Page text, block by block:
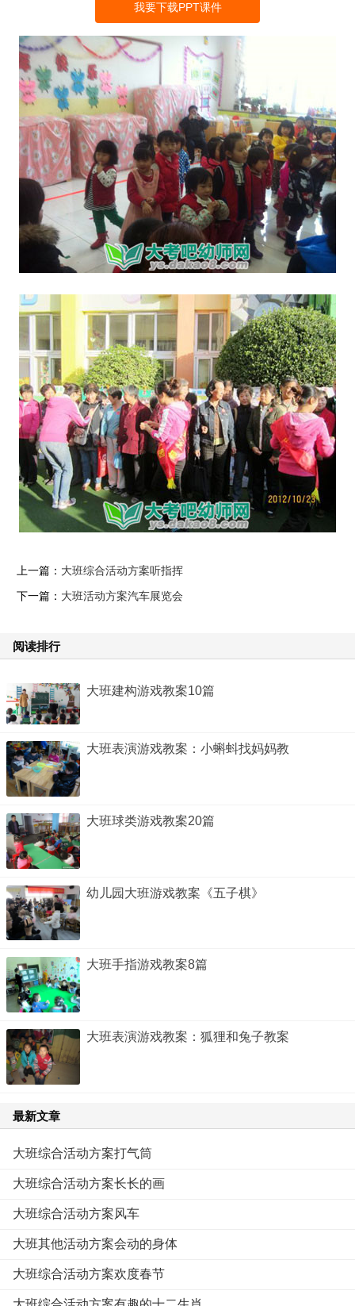
我要下载PPT课件
上一篇： 大班综合活动方案听指挥
下一篇： 大班活动方案汽车展览会
阅读排行
大班建构游戏教案10篇
大班表演游戏教案：小蝌蚪找妈妈教
大班球类游戏教案20篇
幼儿园大班游戏教案《五子棋》
大班手指游戏教案8篇
大班表演游戏教案：狐狸和兔子教案
最新文章
大班综合活动方案打气筒
大班综合活动方案长长的画
大班综合活动方案风车
大班其他活动方案会动的身体
大班综合活动方案欢度春节